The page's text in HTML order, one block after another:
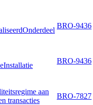
BRO-9436
BRO-9436
aan
transacties
BRO-7827